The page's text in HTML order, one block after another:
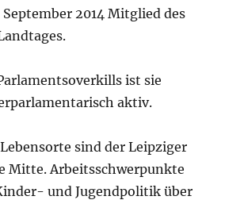
September 2014 Mitglied des
ist sie
aktiv.
sind der Leipziger
Mitte. Arbeitsschwerpunkte
und Jugendpolitik über